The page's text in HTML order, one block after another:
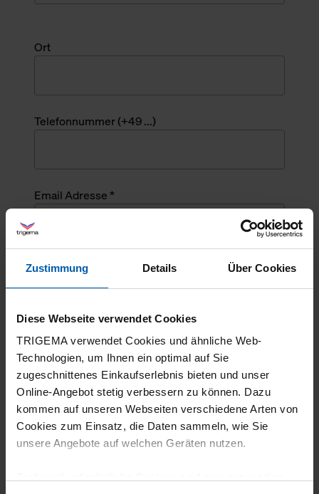
Zustimmung Details Über Cookies
Diese Webseite verwendet Cookies
TRIGEMA verwendet Cookies und ähnliche Web-
Technologien, um Ihnen ein optimal auf Sie
zugeschnittenes Einkaufserlebnis bieten und unser
Online-Angebot stetig verbessern zu können. Dazu
kommen auf unseren Webseiten verschiedene Arten von
Cookies zum Einsatz, die Daten sammeln, wie Sie
unsere Angebote auf welchen Geräten nutzen.
Ort
Telefonnummer (+49 ...)
Email Adresse *
Angefragte Menge *
Mehrzeiliger Text